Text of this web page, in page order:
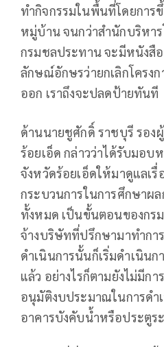
ทำกิจกรรมในพื้นที่โดยการ
หมู่บ้าน จนกว่าสำนักบริหาร
กรมชลประทาน จะมีหนังสื
ลักษณ์อักษรว่ายกเลิกโครง
ออก เราถึงจะปลดป้ายทันที
ด้านนายชูศักดิ์ ราชบุรี รอง
ร้อยเอ็ด กล่าวว่าได้รับมอบ
จังหวัดร้อยเอ็ดให้มาดูแลเรื่
กระบวนการในการศึกษาผ
ทั้งหมด เป็นขั้นตอนของกร
จ้างบริษัทที่ปรึกษามาทำกา
ดำเนินการนั้นก็เริ่มดำเนิน
แล้ว อย่างไรก็ตามยังไม่มีกา
อนุมัติงบประมาณในการดำ
อาคารบังคับน้ำหรือประตูร